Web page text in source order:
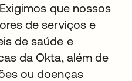
que nossos
de serviços e
de saúde e
da Okta, além de
ou doenças